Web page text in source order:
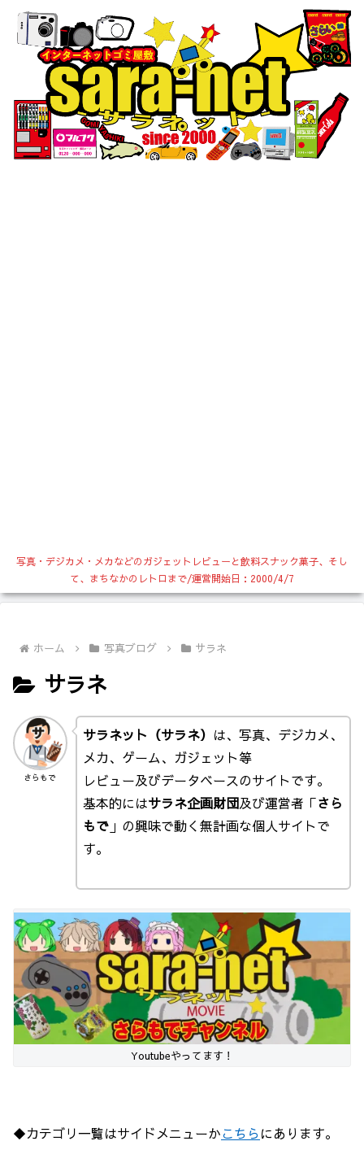
写真・デジカメ・メカなどのガジェットレビューと飲料スナック菓子、そし
て、まちなかのレトロまで/運営開始日：2000/4/7
ホーム 写真ブログ サラネ
サラネ
さらもで
サラネット（サラネ） は、写真、デジカメ、
メカ、ゲーム、ガジェット等
レビュー及びデータベースのサイトです。
基本的にはサラネ企画財団及び運営者「さら
もで」の興味で動く無計画な個人サイトで
す。
Youtubeやってます！
◆カテゴリ一覧はサイドメニューかこちら にあります。